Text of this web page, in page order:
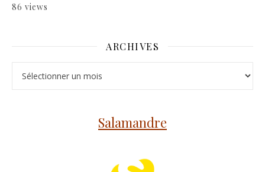
86 views
ARCHIVES
Salamandre